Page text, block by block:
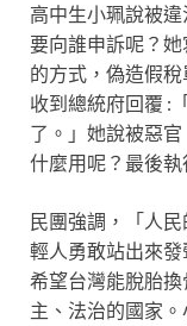
高中生小珮說被
要向誰申訴呢？
的方式，偽造假
收到總統府回覆 :
了。」她說被惡
什麼用呢？最後執
民團強調，「人
輕人勇敢站出來發
希望台灣能脫胎
主、法治的國家